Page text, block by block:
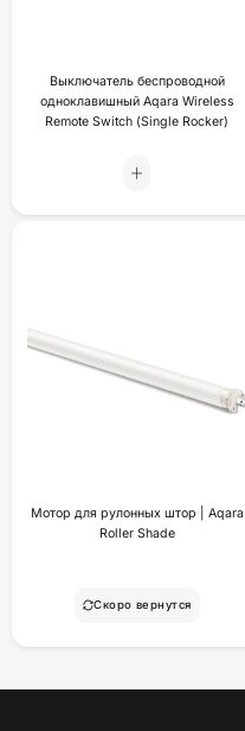
Выключатель беспроводной
одноклавишный Aqara Wireless
Remote Switch (Single Rocker)
Мотор для рулонных штор | Aqara
Roller Shade
Скоро вернутся